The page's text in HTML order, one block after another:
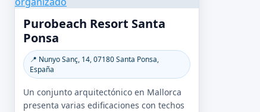
Purobeach Resort Santa
Ponsa
📍 Nunyo Sanç, 14, 07180 Santa Ponsa,
España
Un conjunto arquitectónico en Mallorca
presenta varias edificaciones con techos